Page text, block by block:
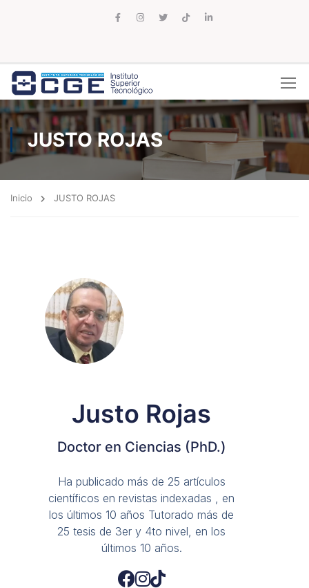
JUSTO ROJAS
Inicio JUSTO ROJAS
Justo Rojas
Doctor en Ciencias (PhD.)
Ha publicado más de 25 artículos
científicos en revistas indexadas , en
los últimos 10 años Tutorado más de
25 tesis de 3er y 4to nivel, en los
últimos 10 años.